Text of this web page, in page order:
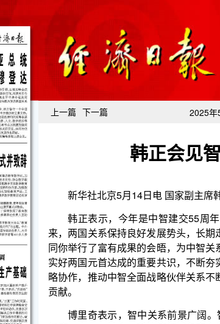
上一篇 下一篇 2025年
韩正会见
新华社北京5月14日电 国家副主席韩正14日在北京会见
韩正表示，今年是中智建交55周年和签署自贸协定20
，两国关系保持良好发展势头，长期走在拉美和加勒比
你举行了富有成果的会晤，为中智关系发展注入强劲推
好两国元首达成的重要共识，不断夯实政治互信，持续
略协作，推动中智全面战略伙伴关系不断向前发展，为构
献。
博里奇表示，智中关系前景广阔。智方愿积极参与共
济、文化、社会、科技等领域务实合作，共同应对气候
平。